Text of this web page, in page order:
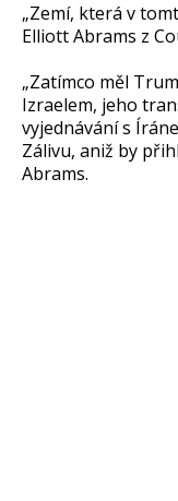
„Zemí, která v
Elliott Abrams z
„Zatímco měl
Izraelem, jeho
vyjednávání s
Zálivu, aniž by
Abrams.